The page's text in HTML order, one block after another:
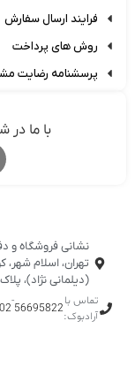
فرایند ارسال سفارش
روش های پرداخت
پرسشنامه رضایت
با ما در
نشانی فروشگاه و دفتر
تهران، اسلام شهر،
(دیلمانی نژاد)، پلاک 10
تماس با
آرادبوک:
56695822
-